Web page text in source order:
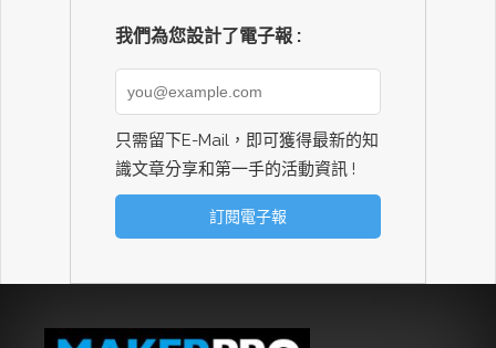
我們為您設計了電子報 :
只需留下E-Mail，即可獲得最新的知
識文章分享和第一手的活動資訊 !